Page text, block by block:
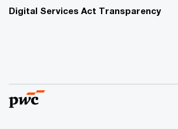
Digital Services Act Transparency